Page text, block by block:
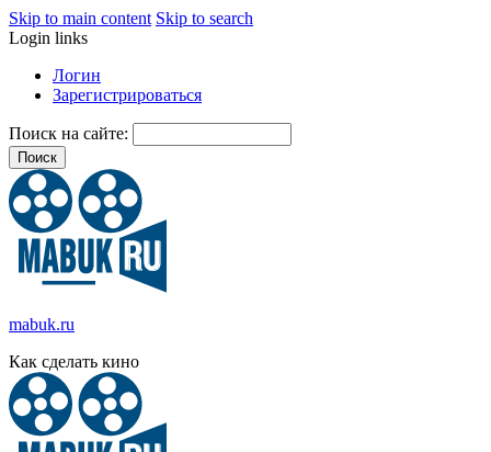
Skip to main content Skip to search
Login links
Логин
Зарегистрироваться
Поиск на сайте:
mabuk.ru
Как сделать кино